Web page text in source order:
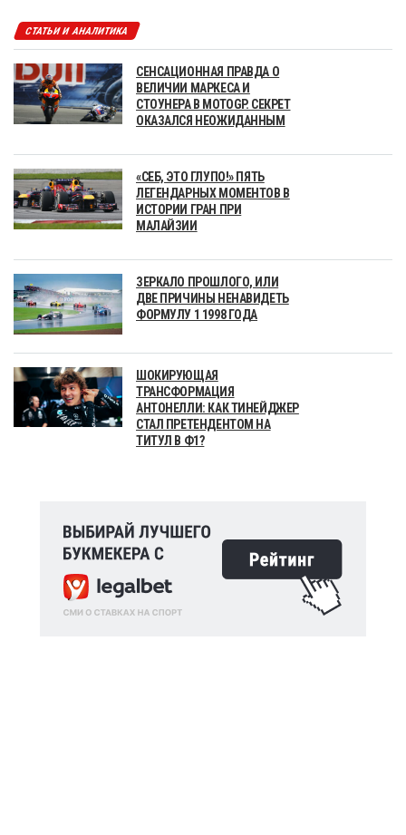
СТАТЬИ И АНАЛИТИКА
СЕНСАЦИОННАЯ ПРАВДА О
ВЕЛИЧИИ МАРКЕСА И
СТОУНЕРА В MOTOGP. СЕКРЕТ
ОКАЗАЛСЯ НЕОЖИДАННЫМ
«СЕБ, ЭТО ГЛУПО!» ПЯТЬ
ЛЕГЕНДАРНЫХ МОМЕНТОВ В
ИСТОРИИ ГРАН ПРИ
МАЛАЙЗИИ
ЗЕРКАЛО ПРОШЛОГО, ИЛИ
ДВЕ ПРИЧИНЫ НЕНАВИДЕТЬ
ФОРМУЛУ 1 1998 ГОДА
ШОКИРУЮЩАЯ
ТРАНСФОРМАЦИЯ
АНТОНЕЛЛИ: КАК ТИНЕЙДЖЕР
СТАЛ ПРЕТЕНДЕНТОМ НА
ТИТУЛ В Ф1?